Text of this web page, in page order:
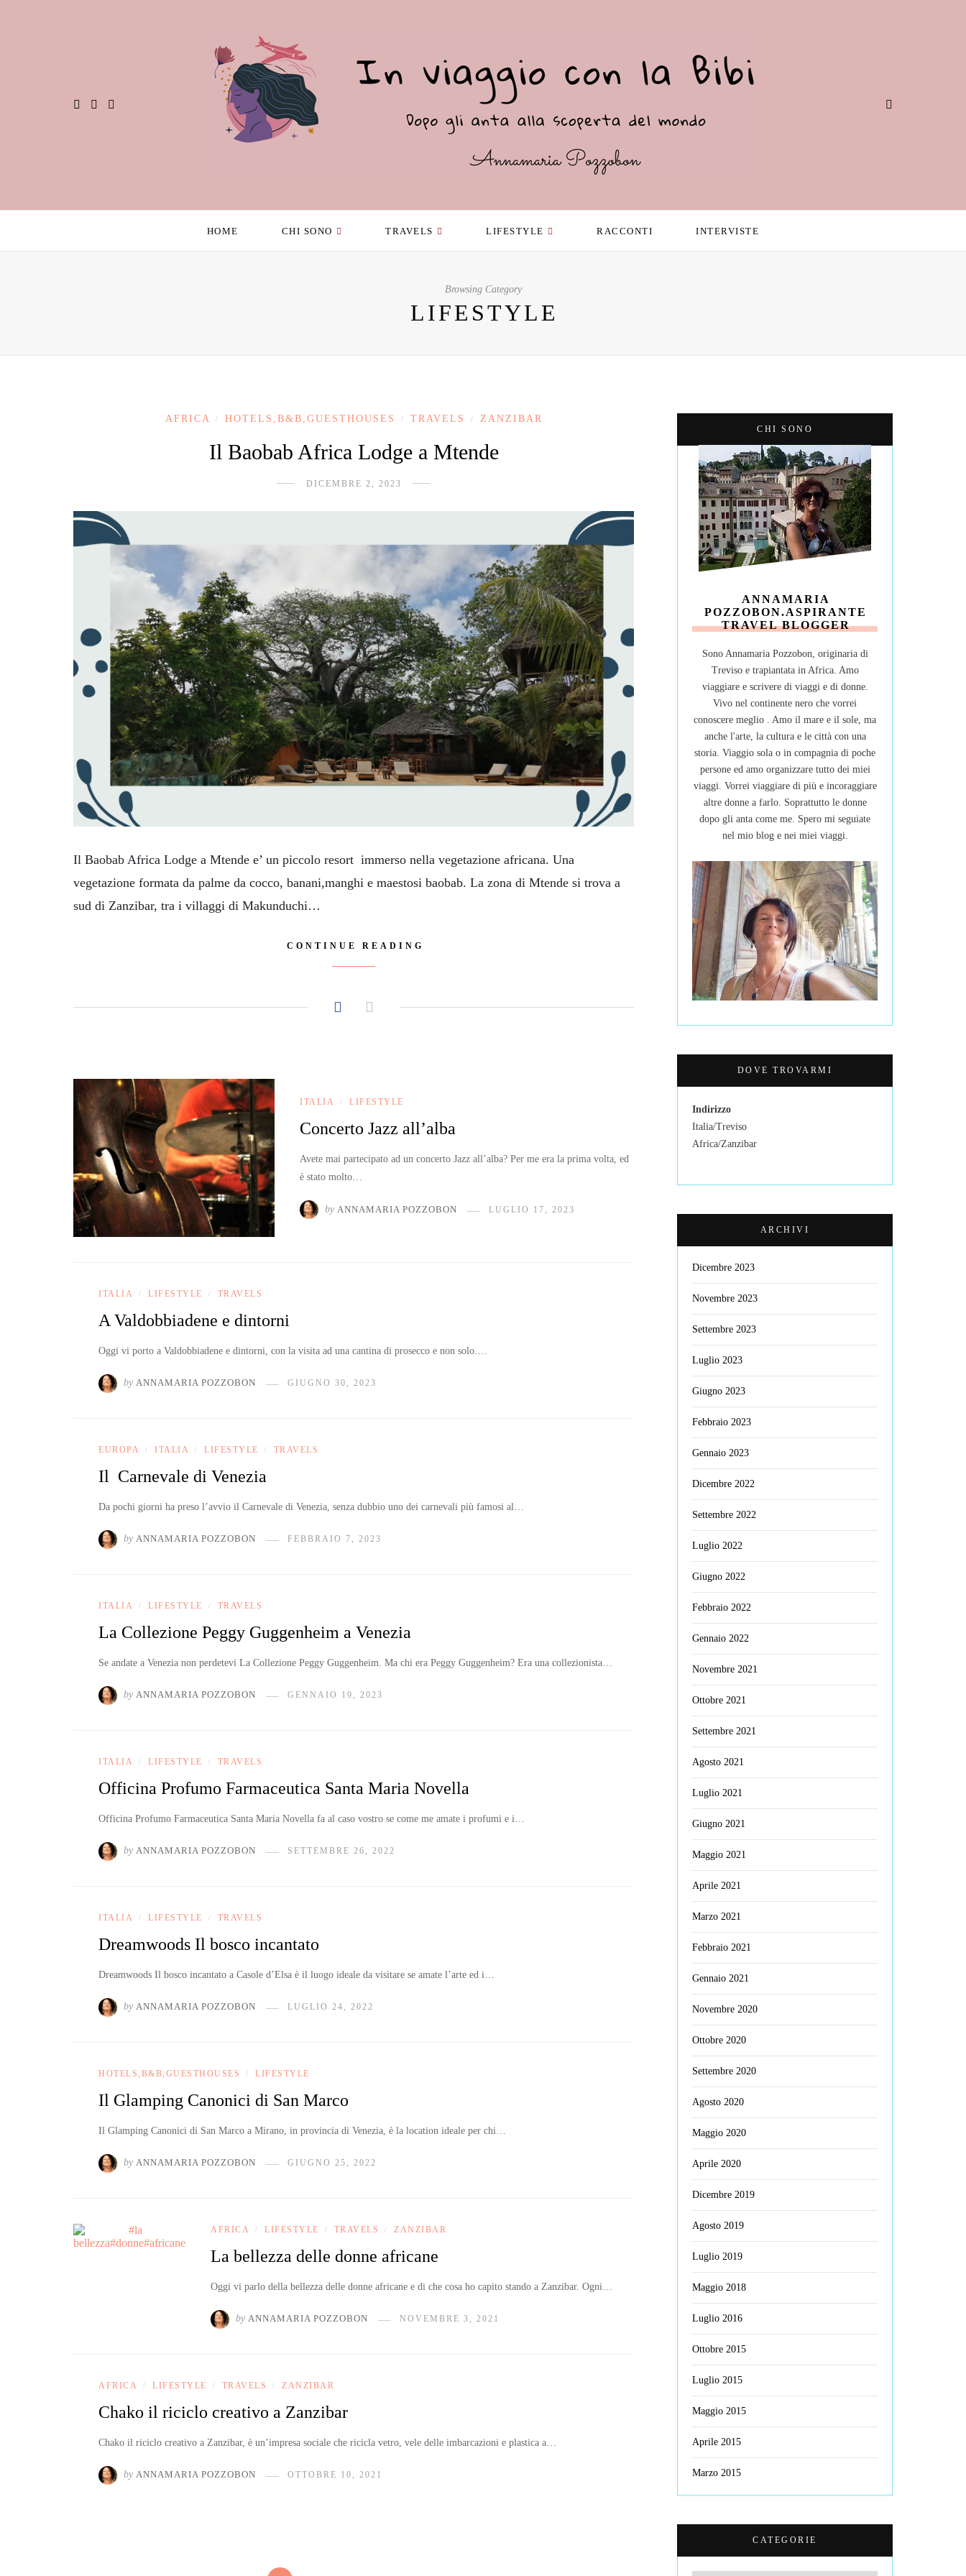
HOME CHI SONO TRAVELS LIFESTYLE RACCONTI INTERVISTE
Browsing Category
LIFESTYLE
AFRICA / HOTELS,B&B,GUESTHOUSES / TRAVELS / ZANZIBAR
Il Baobab Africa Lodge a Mtende
DICEMBRE 2, 2023
Il Baobab Africa Lodge a Mtende e’ un piccolo resort immerso nella vegetazione africana. Una
vegetazione formata da palme da cocco, banani,manghi e maestosi baobab. La zona di Mtende si trova a
sud di Zanzibar, tra i villaggi di Makunduchi…
CONTINUE READING
ITALIA / LIFESTYLE
Concerto Jazz all’alba
Avete mai partecipato ad un concerto Jazz all’alba? Per me era la prima volta, ed
è stato molto…
by ANNAMARIA POZZOBON LUGLIO 17, 2023
ITALIA / LIFESTYLE / TRAVELS
A Valdobbiadene e dintorni
Oggi vi porto a Valdobbiadene e dintorni, con la visita ad una cantina di prosecco e non solo.…
by ANNAMARIA POZZOBON GIUGNO 30, 2023
EUROPA / ITALIA / LIFESTYLE / TRAVELS
Il Carnevale di Venezia
Da pochi giorni ha preso l’avvio il Carnevale di Venezia, senza dubbio uno dei carnevali più famosi al…
by ANNAMARIA POZZOBON FEBBRAIO 7, 2023
ITALIA / LIFESTYLE / TRAVELS
La Collezione Peggy Guggenheim a Venezia
Se andate a Venezia non perdetevi La Collezione Peggy Guggenheim. Ma chi era Peggy Guggenheim? Era una collezionista…
by ANNAMARIA POZZOBON GENNAIO 19, 2023
ITALIA / LIFESTYLE / TRAVELS
Officina Profumo Farmaceutica Santa Maria Novella
Officina Profumo Farmaceutica Santa Maria Novella fa al caso vostro se come me amate i profumi e i…
by ANNAMARIA POZZOBON SETTEMBRE 26, 2022
ITALIA / LIFESTYLE / TRAVELS
Dreamwoods Il bosco incantato
Dreamwoods Il bosco incantato a Casole d’Elsa è il luogo ideale da visitare se amate l’arte ed i…
by ANNAMARIA POZZOBON LUGLIO 24, 2022
HOTELS,B&B,GUESTHOUSES / LIFESTYLE
Il Glamping Canonici di San Marco
Il Glamping Canonici di San Marco a Mirano, in provincia di Venezia, è la location ideale per chi…
by ANNAMARIA POZZOBON GIUGNO 25, 2022
AFRICA / LIFESTYLE / TRAVELS / ZANZIBAR
La bellezza delle donne africane
Oggi vi parlo della bellezza delle donne africane e di che cosa ho capito stando a Zanzibar. Ogni…
by ANNAMARIA POZZOBON NOVEMBRE 3, 2021
AFRICA / LIFESTYLE / TRAVELS / ZANZIBAR
Chako il riciclo creativo a Zanzibar
Chako il riciclo creativo a Zanzibar, è un’impresa sociale che ricicla vetro, vele delle imbarcazioni e plastica a…
by ANNAMARIA POZZOBON OTTOBRE 10, 2021
CHI SONO
ANNAMARIA
POZZOBON.ASPIRANTE
TRAVEL BLOGGER
Sono Annamaria Pozzobon, originaria di
Treviso e trapiantata in Africa. Amo
viaggiare e scrivere di viaggi e di donne.
Vivo nel continente nero che vorrei
conoscere meglio . Amo il mare e il sole, ma
anche l'arte, la cultura e le città con una
storia. Viaggio sola o in compagnia di poche
persone ed amo organizzare tutto dei miei
viaggi. Vorrei viaggiare di più e incoraggiare
altre donne a farlo. Soprattutto le donne
dopo gli anta come me. Spero mi seguiate
nel mio blog e nei miei viaggi.
DOVE TROVARMI
Indirizzo
Italia/Treviso
Africa/Zanzibar
ARCHIVI
Dicembre 2023
Novembre 2023
Settembre 2023
Luglio 2023
Giugno 2023
Febbraio 2023
Gennaio 2023
Dicembre 2022
Settembre 2022
Luglio 2022
Giugno 2022
Febbraio 2022
Gennaio 2022
Novembre 2021
Ottobre 2021
Settembre 2021
Agosto 2021
Luglio 2021
Giugno 2021
Maggio 2021
Aprile 2021
Marzo 2021
Febbraio 2021
Gennaio 2021
Novembre 2020
Ottobre 2020
Settembre 2020
Agosto 2020
Maggio 2020
Aprile 2020
Dicembre 2019
Agosto 2019
Luglio 2019
Maggio 2018
Luglio 2016
Ottobre 2015
Luglio 2015
Maggio 2015
Aprile 2015
Marzo 2015
CATEGORIE